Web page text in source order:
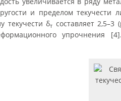
и пределом
текучести δт составляет
упрочнения